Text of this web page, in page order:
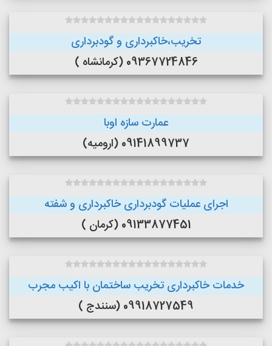
تخریب،خاکبرداری و گودبرداری
09367724846 (کرمانشاه )
عمارت سازه اوبا
09141899737 (ارومیه)
اجرای عملیات گودبرداری خاکبرداری و شفته
09133877451 (کرمان )
خدمات خاکبرداری تخریب ساختمان با اکیب مجرب
09918727549 (سنندج )